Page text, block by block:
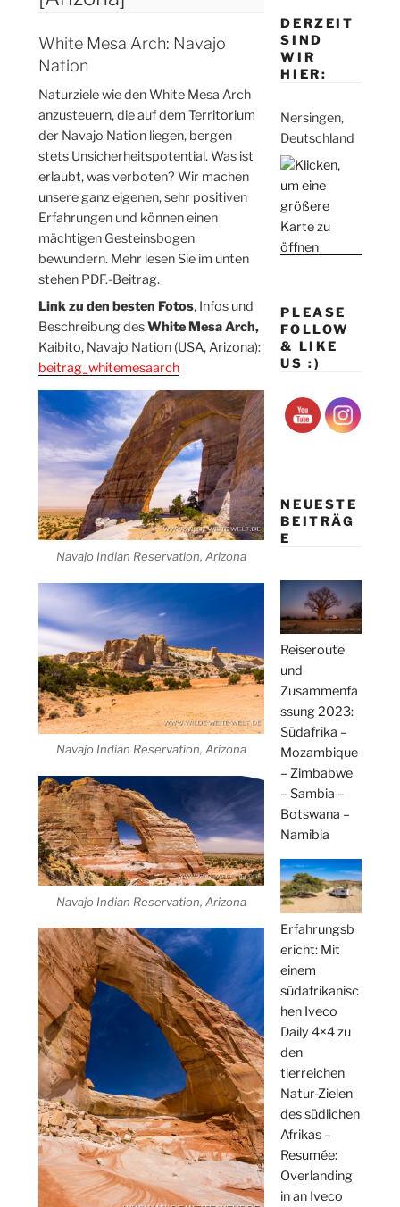
White Mesa Arch: Navajo
Nation
Naturziele wie den White Mesa Arch
anzusteuern, die auf dem Territorium
der Navajo Nation liegen, bergen
stets Unsicherheitspotential. Was ist
erlaubt, was verboten? Wir machen
unsere ganz eigenen, sehr positiven
Erfahrungen und können einen
mächtigen Gesteinsbogen
bewundern. Mehr lesen Sie im unten
stehen PDF.-Beitrag.
Link zu den besten Fotos, Infos und
Beschreibung desWhite Mesa Arch,
Kaibito, Navajo Nation (USA, Arizona):
beitrag_whitemesaarch
Navajo Indian Reservation, Arizona
Navajo Indian Reservation, Arizona
Navajo Indian Reservation, Arizona
DERZEIT
SIND
WIR
HIER:
Nersingen,
Deutschland
PLEASE
FOLLOW
& LIKE
US :)
NEUESTE
BEITRÄG
E
Reiseroute
und
Zusammenfa
ssung 2023:
Südafrika –
Mozambique
– Zimbabwe
– Sambia –
Botswana –
Namibia
Erfahrungsb
ericht: Mit
einem
südafrikanisc
hen Iveco
Daily 4×4 zu
den
tierreichen
Natur-Zielen
des südlichen
Afrikas –
Resumée:
Overlanding
in an Iveco